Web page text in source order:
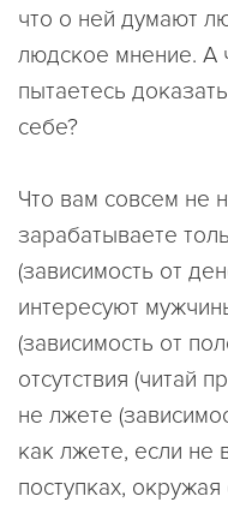
что о ней думают
людское мнение. А
пытаетесь
себе?
Что вам совсем не
зарабатываете
(зависимость от
интересуют
(зависимость от
отсутствия (читай
не лжете
как лжете, если не
поступках,